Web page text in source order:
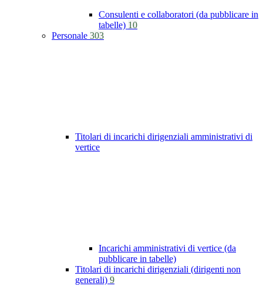
Consulenti e collaboratori (da pubblicare in
tabelle) 10
Personale 303
Titolari di incarichi dirigenziali amministrativi di
vertice
Incarichi amministrativi di vertice (da
pubblicare in tabelle)
Titolari di incarichi dirigenziali (dirigenti non
generali) 9